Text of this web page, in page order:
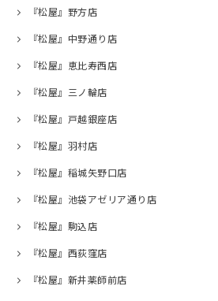
『松屋』野方店
『松屋』中野通り店
『松屋』恵比寿西店
『松屋』三ノ輪店
『松屋』戸越銀座店
『松屋』羽村店
『松屋』稲城矢野口店
『松屋』池袋アゼリア通り店
『松屋』駒込店
『松屋』西荻窪店
『松屋』新井薬師前店